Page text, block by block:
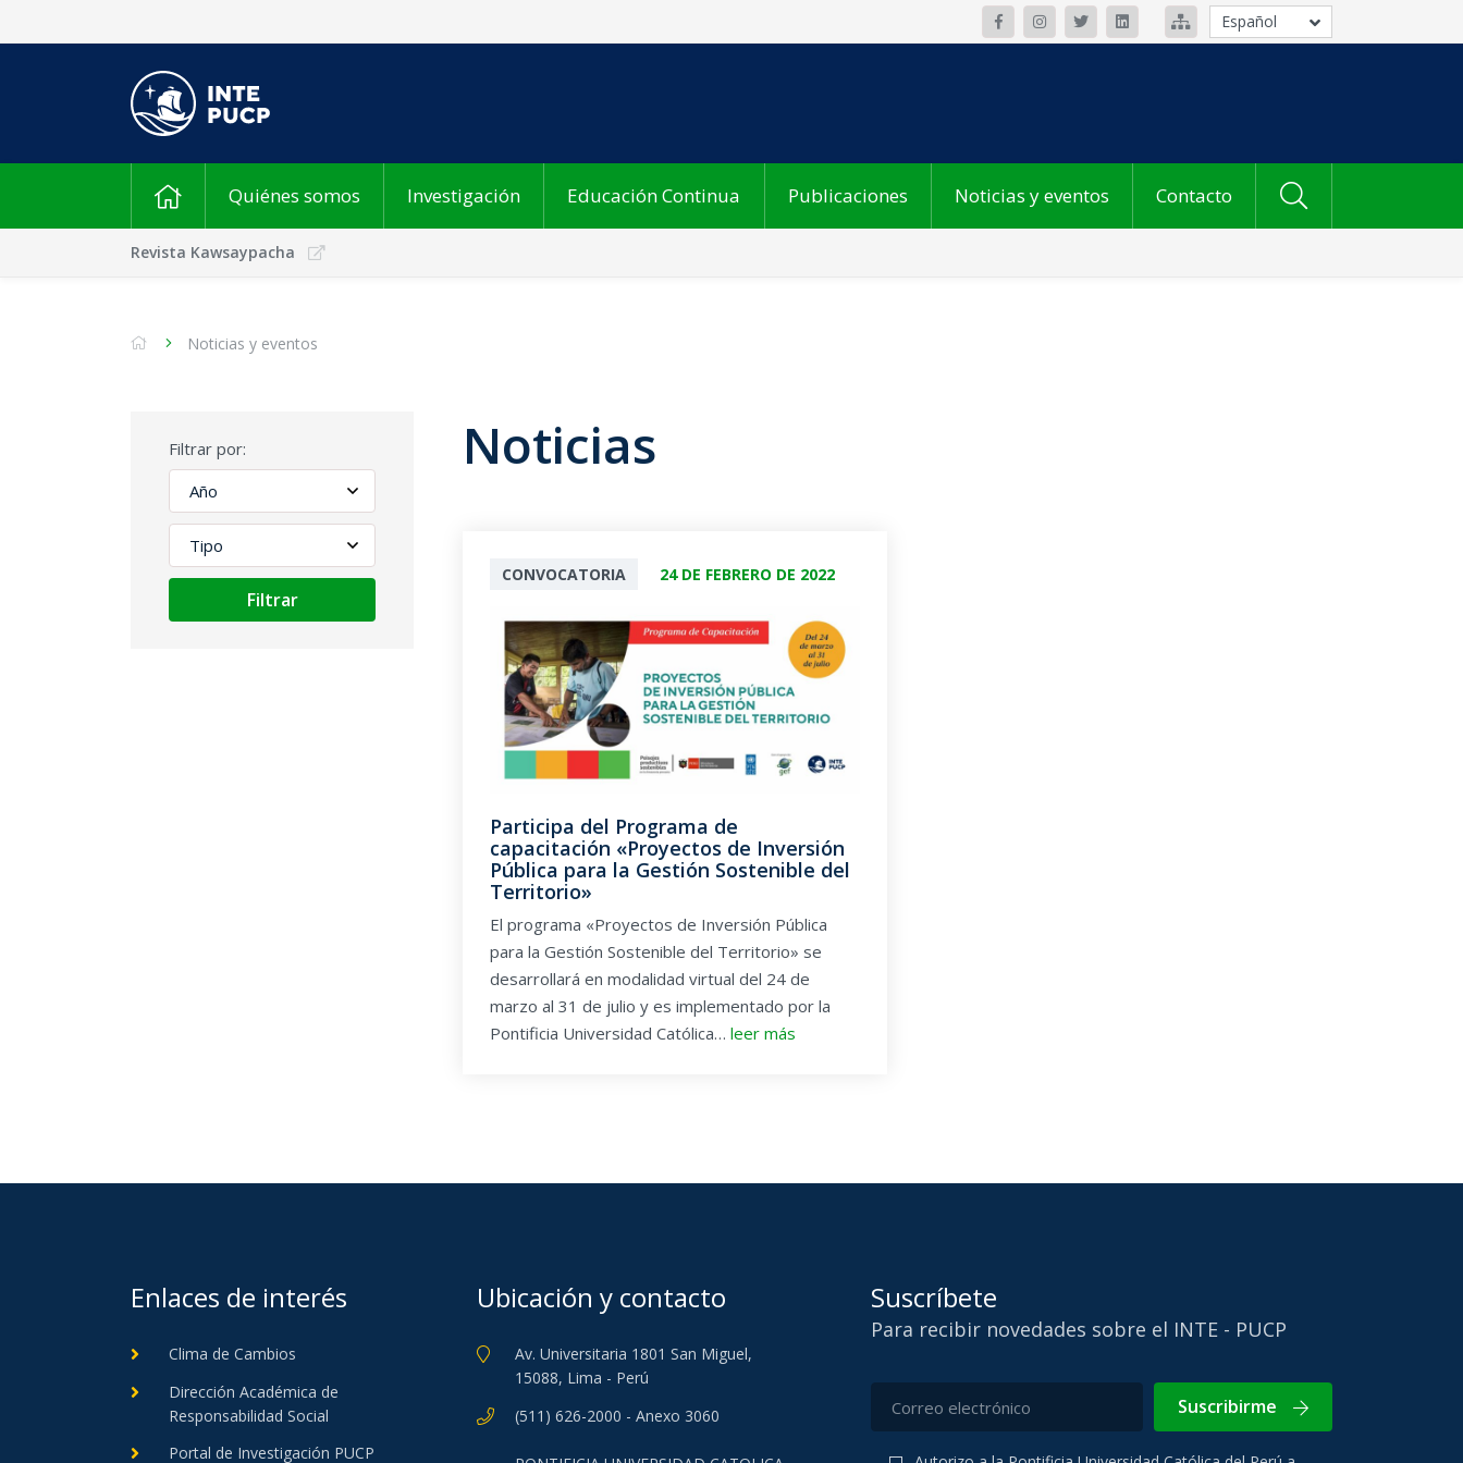
Español
Quiénes somos Investigación Educación Continua Publicaciones Noticias y eventos Contacto
Revista Kawsaypacha
Noticias y eventos
Filtrar por:
Filtrar
Noticias
CONVOCATORIA 24 DE FEBRERO DE 2022
Participa del Programa de
capacitación «Proyectos de Inversión
Pública para la Gestión Sostenible del
Territorio»
El programa «Proyectos de Inversión Pública
para la Gestión Sostenible del Territorio» se
desarrollará en modalidad virtual del 24 de
marzo al 31 de julio y es implementado por la
Pontificia Universidad Católica… leer más
Enlaces de interés
Clima de Cambios
Dirección Académica de
Responsabilidad Social
Portal de Investigación PUCP
Ubicación y contacto
Av. Universitaria 1801 San Miguel,
15088, Lima - Perú
(511) 626-2000 - Anexo 3060
Suscríbete
Para recibir novedades sobre el INTE - PUCP
Suscribirme